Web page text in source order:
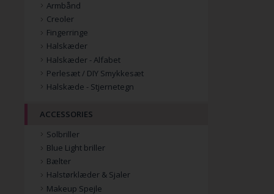
Armbånd
Creoler
Fingerringe
Halskæder
Halskæder - Alfabet
Perlesæt / DIY Smykkesæt
Halskæde - Stjernetegn
ACCESSORIES
Solbriller
Blue Light briller
Bælter
Halstørklæder & Sjaler
Makeup Spejle